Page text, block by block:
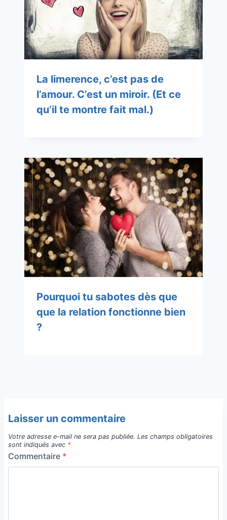
La limerence, c’est pas de
l’amour. C’est un miroir. (Et ce
qu’il te montre fait mal.)
Pourquoi tu sabotes dès que
que la relation fonctionne bien
?
Laisser un commentaire
Votre adresse e-mail ne sera pas publiée. Les champs obligatoires
sont indiqués avec *
Commentaire *